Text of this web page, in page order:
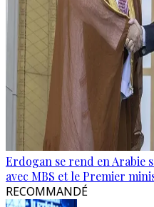
Erdogan se rend en Arabie
avec MBS et le Premier
RECOMMANDÉ